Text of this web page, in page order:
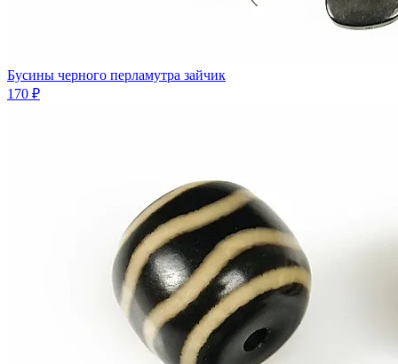
Бусины черного перламутра зайчик
170 ₽